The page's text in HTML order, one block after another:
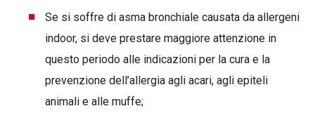
Se si soffre di asma bronchiale causata da allergeni
indoor, si deve prestare maggiore attenzione in
questo periodo alle indicazioni per la cura e la
prevenzione dell’allergia agli acari, agli epiteli
animali e alle muffe;